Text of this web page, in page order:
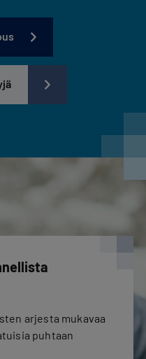
arjesta mukavaa
puhtaan